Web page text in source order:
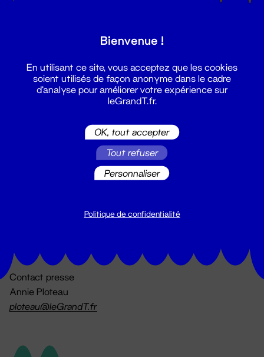
billetterie@leGrandT.fr
Du lundi au vendredi 14h → 18h
Contact presse
Annie Ploteau
ploteau@leGrandT.fr
Bienvenue !
En utilisant ce site, vous acceptez que les cookies
soient utilisés de façon anonyme dans le cadre
d'analyse pour améliorer votre expérience sur
leGrandT.fr.
OK, tout accepter
Tout refuser
Personnaliser
Politique de confidentialité